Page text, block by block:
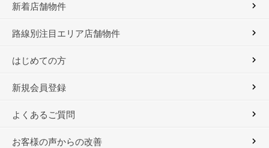
新着店舗物件
路線別注目エリア店舗物件
はじめての方
新規会員登録
よくあるご質問
お客様の声からの改善